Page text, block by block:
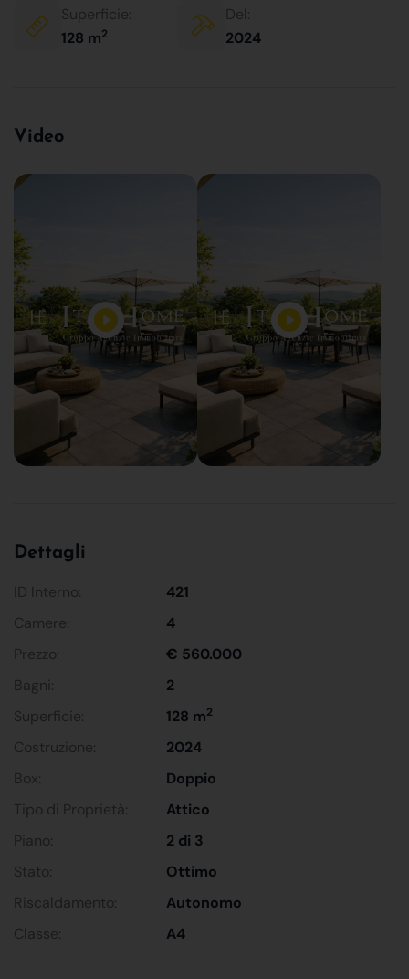
Superficie:
128 m2
Del:
2024
Video
Dettagli
ID Interno:
421
Camere:
4
Prezzo:
€ 560.000
Bagni:
2
Superficie:
128 m2
Costruzione:
2024
Box:
Doppio
Tipo di Proprietà:
Attico
Piano:
2 di 3
Stato:
Ottimo
Riscaldamento:
Autonomo
Classe:
A4